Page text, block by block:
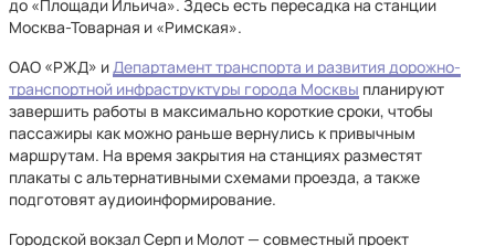
до «Площади Ильича». Здесь есть пересадка на станции
Москва-Товарная и «Римская».
ОАО «РЖД» иДепартамент транспорта и развития дорожно-
транспортной инфраструктуры города Москвы планируют
завершить работы в максимально короткие сроки, чтобы
пассажиры как можно раньше вернулись к привычным
маршрутам. На время закрытия на станциях разместят
плакаты с альтернативными схемами проезда, а также
подготовят аудиоинформирование.
Городской вокзал Серп и Молот — совместный проект